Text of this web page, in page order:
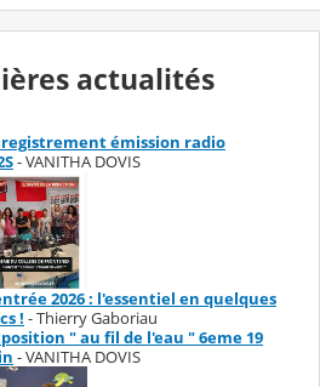
actualités
émission radio
- VANITHA DOVIS
2026 : l'essentiel en quelques
! - Thierry Gaboriau
" au fil de l'eau " 6eme 19
- VANITHA DOVIS